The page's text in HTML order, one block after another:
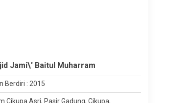
Jami\' Baitul Muharram
Berdiri : 2015
Cikupa Asri, Pasir Gadung, Cikupa,